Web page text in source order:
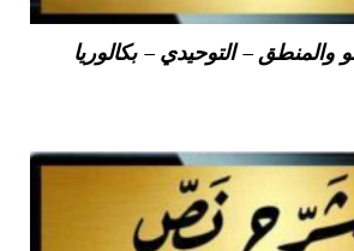
– التوحيدي – بكالوريا